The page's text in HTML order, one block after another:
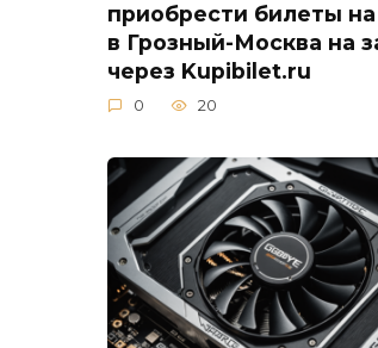
приобрести билеты
в Грозный-Москва на
через Kupibilet.ru
0 20